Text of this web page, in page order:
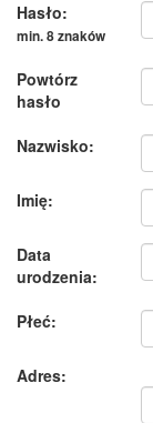
Hasło:
min. 8 znaków
Powtórz
hasło
Nazwisko:
Imię:
Data
urodzenia:
Płeć:
Adres: